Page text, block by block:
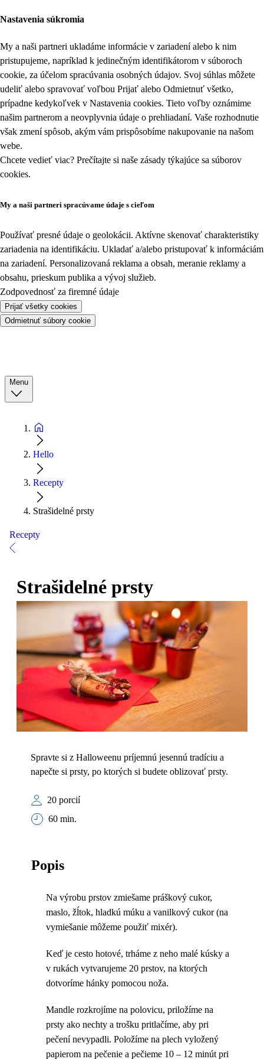
Nastavenia súkromia
My a naši partneri ukladáme informácie v zariadení alebo k nim
pristupujeme, napríklad k jedinečným identifikátorom v súboroch
cookie, za účelom spracúvania osobných údajov. Svoj súhlas môžete
udeliť alebo spravovať voľbou Prijať alebo Odmietnuť všetko,
prípadne kedykoľvek v Nastavenia cookies. Tieto voľby oznámime
našim partnerom a neovplyvnia údaje o prehliadaní. Vaše rozhodnutie
však zmení spôsob, akým vám prispôsobíme nakupovanie na našom
webe.
Chcete vedieť viac? Prečítajte si naše zásady týkajúce sa súborov
cookies.
My a naši partneri spracúvame údaje s cieľom
Používať presné údaje o geolokácii. Aktívne skenovať charakteristiky
zariadenia na identifikáciu. Ukladať a/alebo pristupovať k informáciám
na zariadení. Personalizovaná reklama a obsah, meranie reklamy a
obsahu, prieskum publika a vývoj služieb.
Zodpovednosť za firemné údaje
Prijať všetky cookies
Odmietnuť súbory cookie
Menu
Hello
Recepty
Strašidelné prsty
Recepty
Strašidelné prsty
Spravte si z Halloweenu príjemnú jesennú tradíciu a
napečte si prsty, po ktorých si budete oblizovať prsty.
20 porcií
60 min.
Popis
Na výrobu prstov zmiešame práškový cukor,
maslo, žĺtok, hladkú múku a vanilkový cukor (na
vymiešanie môžeme použiť mixér).
Keď je cesto hotové, trháme z neho malé kúsky a
v rukách vytvarujeme 20 prstov, na ktorých
dotvoríme hánky pomocou noža.
Mandle rozkrojíme na polovicu, priložíme na
prsty ako nechty a trošku pritlačíme, aby pri
pečení nevypadli. Položíme na plech vyložený
papierom na pečenie a pečieme 10 – 12 minút pri